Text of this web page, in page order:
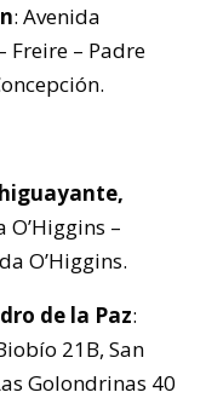
: Avenida
Freire – Padre
O’Higgins –
O’Higgins.
de la Paz:
21B, San
Golondrinas 40